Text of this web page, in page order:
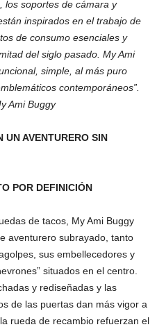
los soportes de cámara y
inspirados en el trabajo de
de consumo esenciales y
del siglo pasado. My Ami
simple, al más puro
contemporáneos”.
Ami Buggy
UN AVENTURERO SIN
POR DEFINICIÓN
de tacos, My Ami Buggy
aventurero subrayado, tanto
sus embellecedores y
situados en el centro.
y rediseñadas y las
de las puertas dan más vigor a
rueda de recambio refuerzan el